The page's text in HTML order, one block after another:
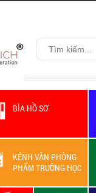
BÌA HỒ SƠ
KÊNH VĂN PHÒNG
PHẨM TRƯỜNG HỌC